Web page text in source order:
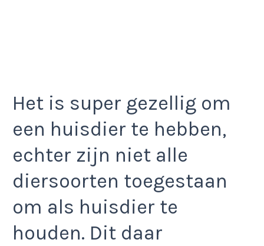
Het is super gezellig om
een huisdier te hebben,
echter zijn niet alle
diersoorten toegestaan
om als huisdier te
houden. Dit daar